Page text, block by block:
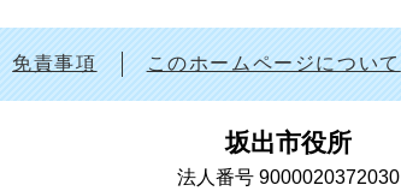
免責事項 このホームページについて
坂出市役所
法人番号 9000020372030